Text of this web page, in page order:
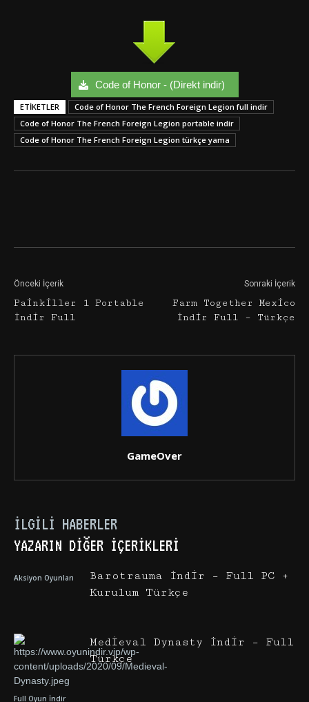
Code of Honor - (Direkt indir)
ETIKETLER
Code of Honor The French Foreign Legion full indir
Code of Honor The French Foreign Legion portable indir
Code of Honor The French Foreign Legion türkçe yama
Önceki İçerik
Painkiller 1 Portable
İndir Full
Sonraki İçerik
Farm Together Mexico
İndir Full – Türkçe
GameOver
İLGILI HABERLER
YAZARIN DIĞER İÇERIKLERI
Aksiyon Oyunları
Barotrauma İndir – Full PC +
Kurulum Türkçe
Full Oyun İndir
Medieval Dynasty İndir – Full
Türkçe